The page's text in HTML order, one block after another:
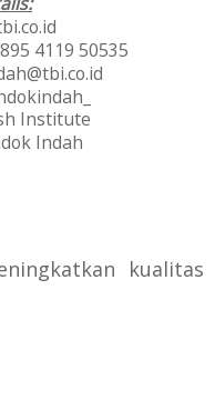
4119 50535
Institute
Indah
kualitas